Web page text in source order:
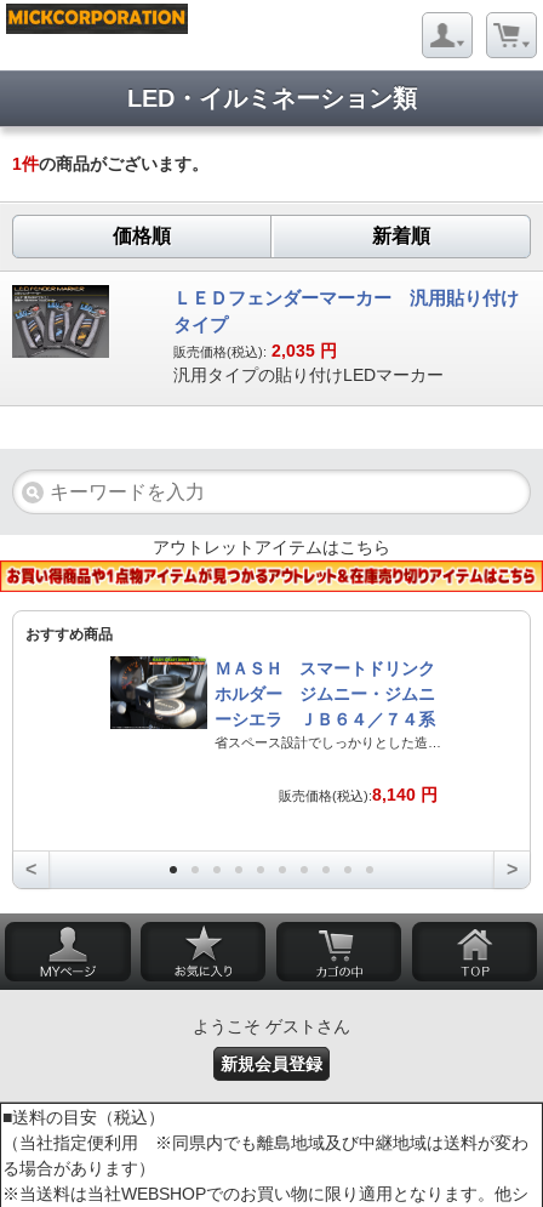
LED・イルミネーション類
1件の商品がございます。
価格順 新着順
ＬＥＤフェンダーマーカー 汎用貼り付け
タイプ
販売価格(税込): 2,035 円
汎用タイプの貼り付けLEDマーカー
アウトレットアイテムはこちら
おすすめ商品
ＭＡＳＨ スマートドリンク
ホルダー ジムニー・ジムニ
ーシエラ ＪＢ６４／７４系
販売価格(税込):8,140 円
< >
ようこそ ゲストさん
新規会員登録
■送料の目安（税込）
（当社指定便利用 ※同県内でも離島地域及び中継地域は送料が変わ
る場合があります）
※当送料は当社WEBSHOPでのお買い物に限り適用となります。他シ